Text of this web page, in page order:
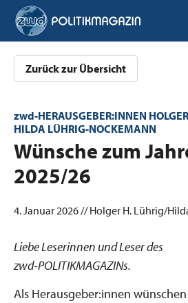
Zurück zur Übersicht
zwd-HERAUSGEBER:INNEN
HILDA LÜHRIG-NOCKEMANN
:Wünsche zum
2025/26
4. Januar 2026 // Holger H. Lührig/
Liebe Leserinnen und Leser des
zwd-POLITIKMAGAZINs.
Als Herausgeber:innen